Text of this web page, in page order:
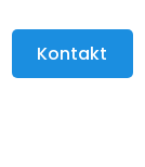
Kontakt